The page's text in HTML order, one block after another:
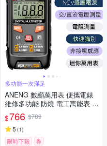
多功能一次滿足
ANENG 數顯萬用表 便攜電錶
維修多功能 防燒 電工萬能表 數
顯 萬用數字表 自動電表 DIY必
備
$766 $789
5 (1)
限時下殺 券